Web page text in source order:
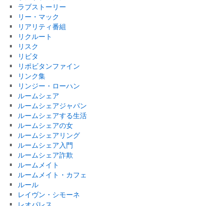
ラブストーリー
リー・マック
リアリティ番組
リクルート
リスク
リビタ
リポビタンファイン
リンク集
リンジー・ローハン
ルームシェア
ルームシェアジャパン
ルームシェアする生活
ルームシェアの女
ルームシェアリング
ルームシェア入門
ルームシェア詐欺
ルームメイト
ルームメイト・カフェ
ルール
レイヴン・シモーネ